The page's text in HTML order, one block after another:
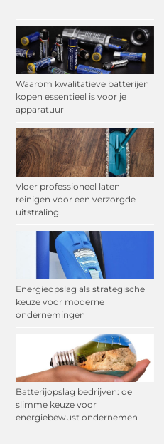
Waarom kwalitatieve batterijen
kopen essentieel is voor je
apparatuur
Vloer professioneel laten
reinigen voor een verzorgde
uitstraling
Energieopslag als strategische
keuze voor moderne
ondernemingen
Batterijopslag bedrijven: de
slimme keuze voor
energiebewust ondernemen